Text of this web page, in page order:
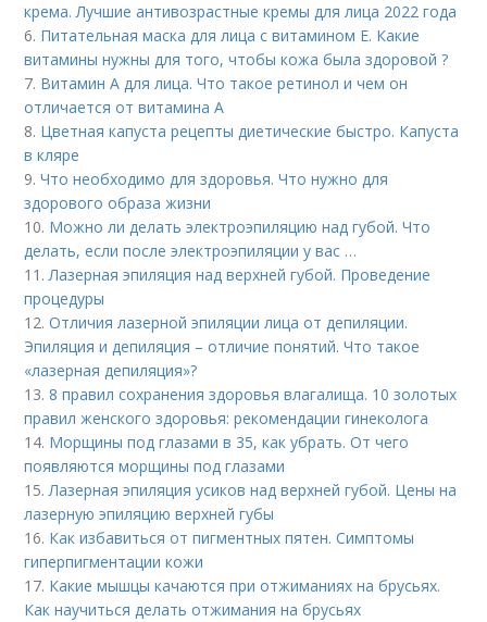
крема. Лучшие антивозрастные кремы для лица 2022 года
6. Питательная маска для лица с витамином Е. Какие
витамины нужны для того, чтобы кожа была здоровой ?
7. Витамин A для лица. Что такое ретинол и чем он
отличается от витамина А
8. Цветная капуста рецепты диетические быстро. Капуста
в кляре
9.Что необходимо для здоровья. Что нужно для
здорового образа жизни
10. Можно ли делать электроэпиляцию над губой. Что
делать, если после электроэпиляции у вас …
11.Лазерная эпиляция над верхней губой. Проведение
процедуры
12.Отличия лазерной эпиляции лица от депиляции.
Эпиляция и депиляция – отличие понятий. Что такое
«лазерная депиляция»?
13.8 правил сохранения здоровья влагалища. 10 золотых
правил женского здоровья: рекомендации гинеколога
14. Морщины под глазами в 35, как убрать. От чего
появляются морщины под глазами
15.Лазерная эпиляция усиков над верхней губой. Цены на
лазерную эпиляцию верхней губы
16. Как избавиться от пигментных пятен. Симптомы
гиперпигментации кожи
17. Какие мышцы качаются при отжиманиях на брусьях.
Как научиться делать отжимания на брусьях